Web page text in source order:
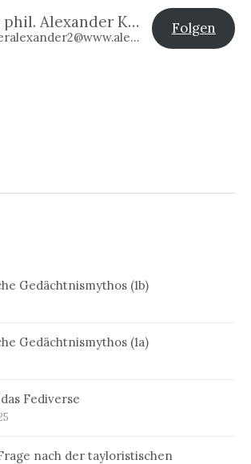
Dr. phil. Alexander Klier
@deralexander2@www.alexander-klier.net
Folgen
Gedächtnismythos (1b)
Gedächtnismythos (1a)
Fediverse
nach der tayloristischen